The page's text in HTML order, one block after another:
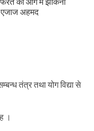
की आग में झोंकना
एजाज अहमद
तंत्र तथा योग विद्या से
।